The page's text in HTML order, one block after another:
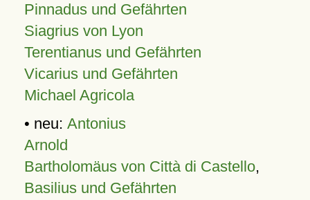
Pinnadus und Gefährten
Siagrius von Lyon
Terentianus und Gefährten
Vicarius und Gefährten
Michael Agricola
• neu: Antonius
Arnold
Bartholomäus von Città di Castello,
Basilius und Gefährten